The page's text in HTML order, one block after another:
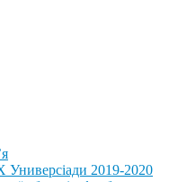
2019-2020